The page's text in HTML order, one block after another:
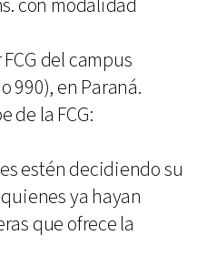
con modalidad
del campus
990), en Paraná.
de la FCG:
estén decidiendo su
ya hayan
que ofrece la